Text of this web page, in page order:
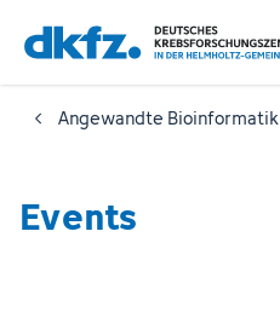
Zum
Hauptinhalt
springen
Zur
Fußzeile
springen
Angewandte Bioinformatik
Events